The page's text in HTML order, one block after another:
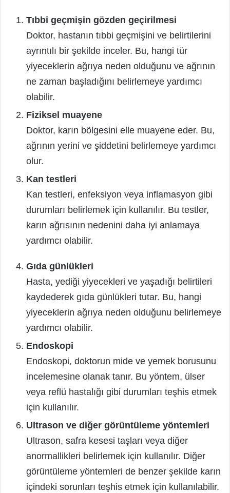
Tıbbi geçmişin gözden geçirilmesi
Doktor, hastanın tıbbi geçmişini ve belirtilerini
ayrıntılı bir şekilde inceler. Bu, hangi tür
yiyeceklerin ağrıya neden olduğunu ve ağrının
ne zaman başladığını belirlemeye yardımcı
olabilir.
Fiziksel muayene
Doktor, karın bölgesini elle muayene eder. Bu,
ağrının yerini ve şiddetini belirlemeye yardımcı
olur.
Kan testleri
Kan testleri, enfeksiyon veya inflamasyon gibi
durumları belirlemek için kullanılır. Bu testler,
karın ağrısının nedenini daha iyi anlamaya
yardımcı olabilir.
Gıda günlükleri
Hasta, yediği yiyecekleri ve yaşadığı belirtileri
kaydederek gıda günlükleri tutar. Bu, hangi
yiyeceklerin ağrıya neden olduğunu belirlemeye
yardımcı olabilir.
Endoskopi
Endoskopi, doktorun mide ve yemek borusunu
incelemesine olanak tanır. Bu yöntem, ülser
veya reflü hastalığı gibi durumları teşhis etmek
için kullanılır.
Ultrason ve diğer görüntüleme yöntemleri
Ultrason, safra kesesi taşları veya diğer
anormallikleri belirlemek için kullanılır. Diğer
görüntüleme yöntemleri de benzer şekilde karın
içindeki sorunları teşhis etmek için kullanılabilir.